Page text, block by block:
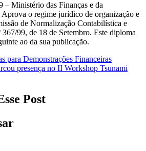
– Ministério das Finanças e da
o regime jurídico de organização e
de Normalização Contabilística e
99, de 18 de Setembro. Este diploma
ao da sua publicação.
para Demonstrações Financeiras
presença no II Workshop Tsunami
Post